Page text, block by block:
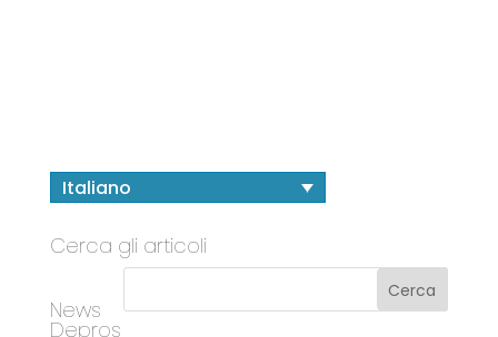
Italiano
Cerca gli articoli
News
Depros